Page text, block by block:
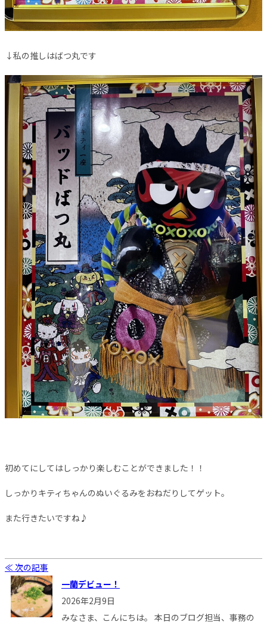
↓私の推しはばつ丸です
初めてにしてはしっかり楽しむことができました！！
しっかりキティちゃんのぬいぐるみをおねだりしてゲット。
また行きたいですね♪
≪ 次の記事
一蘭デビュー！
2026年2月9日
みなさま、こんにちは。 本日のブログ担当、事務の